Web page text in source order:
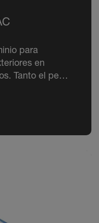
para
en
Tanto el perfil